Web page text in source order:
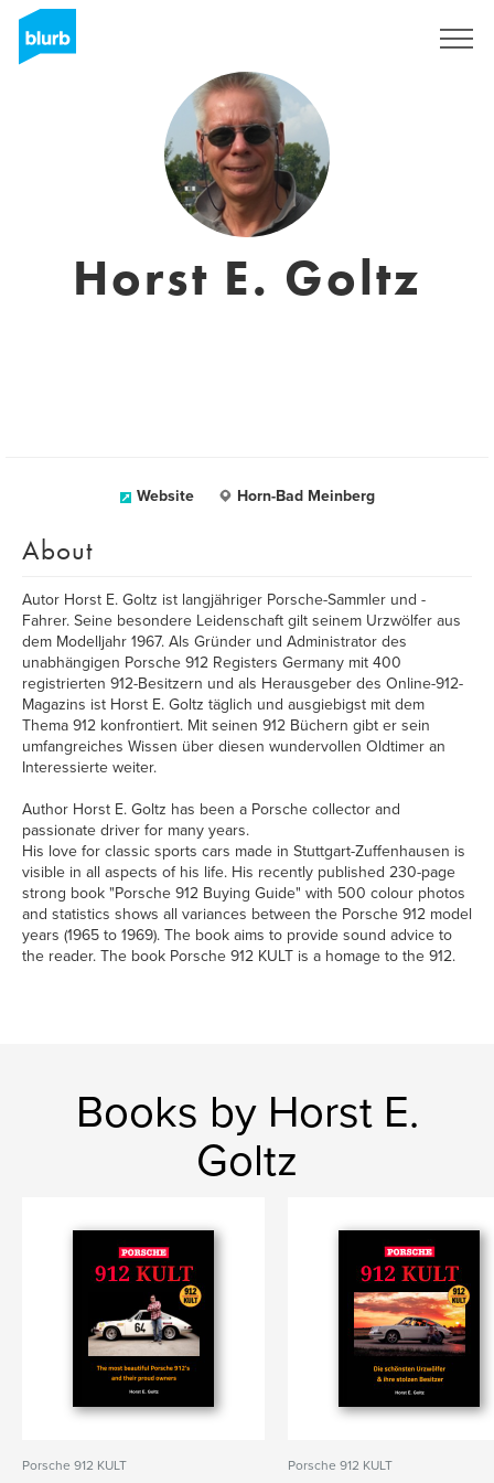
Horst E. Goltz
Website Horn-Bad Meinberg
About
Autor Horst E. Goltz ist langjähriger Porsche-Sammler und -
Fahrer. Seine besondere Leidenschaft gilt seinem Urzwölfer aus
dem Modelljahr 1967. Als Gründer und Administrator des
unabhängigen Porsche 912 Registers Germany mit 400
registrierten 912-Besitzern und als Herausgeber des Online-912-
Magazins ist Horst E. Goltz täglich und ausgiebigst mit dem
Thema 912 konfrontiert. Mit seinen 912 Büchern gibt er sein
umfangreiches Wissen über diesen wundervollen Oldtimer an
Interessierte weiter.
Author Horst E. Goltz has been a Porsche collector and
passionate driver for many years.
His love for classic sports cars made in Stuttgart-Zuffenhausen is
visible in all aspects of his life. His recently published 230-page
strong book "Porsche 912 Buying Guide" with 500 colour photos
and statistics shows all variances between the Porsche 912 model
years (1965 to 1969). The book aims to provide sound advice to
the reader. The book Porsche 912 KULT is a homage to the 912.
Books by Horst E.
Goltz
Porsche 912 KULT Porsche 912 KULT